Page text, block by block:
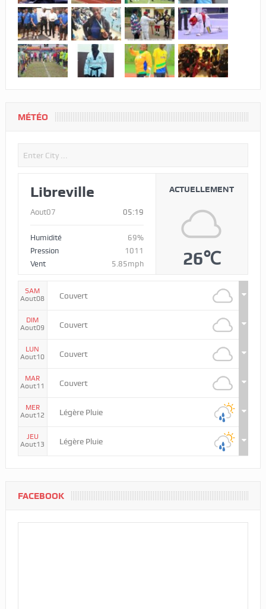
MÉTÉO
Libreville
Aout07 05:19
Humidité
69%
Pression
1011
Vent
5.85mph
ACTUELLEMENT
26℃
SAM
Aout08
Couvert
DIM
Aout09
Couvert
LUN
Aout10
Couvert
MAR
Aout11
Couvert
MER
Aout12
Légère Pluie
JEU
Aout13
Légère Pluie
FACEBOOK